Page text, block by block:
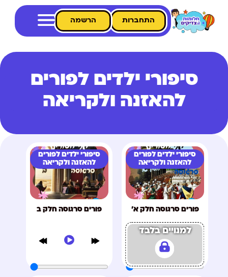
התחברות הרשמה
סיפורי ילדים לפורים
להאזנה ולקריאה
סיפורי ילדים לפורים
להאזנה ולקריאה
פורים סרגוסה חלק א'
למנויים בלבד
סיפורי ילדים לפורים
להאזנה ולקריאה
פורים סרגוסה חלק ב